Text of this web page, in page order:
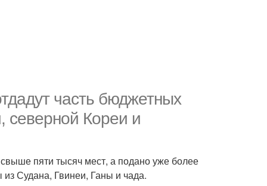
часть бюджетных
северной Кореи и
пяти тысяч мест, а подано уже более
Судана, Гвинеи, Ганы и чада.